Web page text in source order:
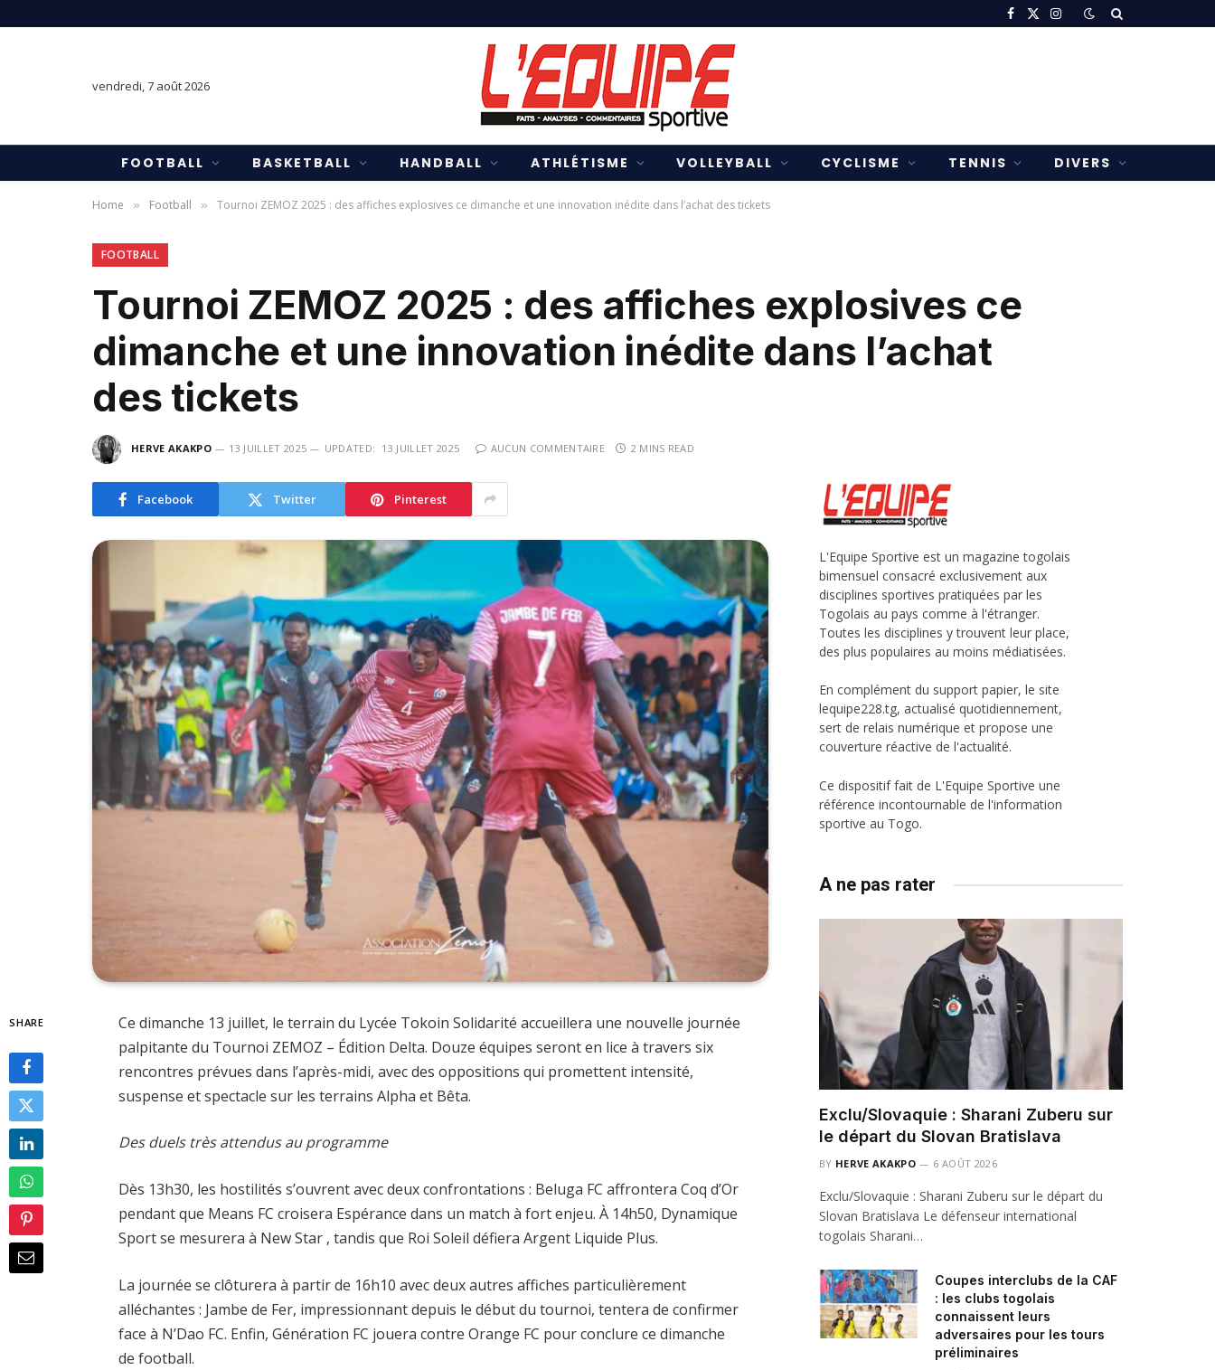
Facebook
X
Instagram
vendredi, 7 août 2026
FOOTBALL BASKETBALL HANDBALL ATHLÉTISME VOLLEYBALL CYCLISME TENNIS DIVERS
Home » Football » Tournoi ZEMOZ 2025 : des affiches explosives ce dimanche et une innovation inédite dans l’achat des tickets
FOOTBALL
Tournoi ZEMOZ 2025 : des affiches explosives ce
dimanche et une innovation inédite dans l’achat
des tickets
HERVE AKAKPO 13 JUILLET 2025 UPDATED: 13 JUILLET 2025 AUCUN COMMENTAIRE 2 MINS READ
Facebook Twitter Pinterest
SHARE
Ce dimanche 13 juillet, le terrain du Lycée Tokoin Solidarité accueillera une nouvelle journée
palpitante du Tournoi ZEMOZ – Édition Delta. Douze équipes seront en lice à travers six
rencontres prévues dans l’après-midi, avec des oppositions qui promettent intensité,
suspense et spectacle sur les terrains Alpha et Bêta.
Des duels très attendus au programme
Dès 13h30, les hostilités s’ouvrent avec deux confrontations : Beluga FC affrontera Coq d’Or
pendant que Means FC croisera Espérance dans un match à fort enjeu. À 14h50, Dynamique
Sport se mesurera à New Star , tandis que Roi Soleil défiera Argent Liquide Plus.
La journée se clôturera à partir de 16h10 avec deux autres affiches particulièrement
alléchantes : Jambe de Fer, impressionnant depuis le début du tournoi, tentera de confirmer
face à N’Dao FC. Enfin, Génération FC jouera contre Orange FC pour conclure ce dimanche
de football.
L'Equipe Sportive est un magazine togolais
bimensuel consacré exclusivement aux
disciplines sportives pratiquées par les
Togolais au pays comme à l'étranger.
Toutes les disciplines y trouvent leur place,
des plus populaires au moins médiatisées.
En complément du support papier, le site
lequipe228.tg, actualisé quotidiennement,
sert de relais numérique et propose une
couverture réactive de l'actualité.
Ce dispositif fait de L'Equipe Sportive une
référence incontournable de l'information
sportive au Togo.
A ne pas rater
Exclu/Slovaquie : Sharani Zuberu sur
le départ du Slovan Bratislava
BY HERVE AKAKPO 6 AOÛT 2026
Exclu/Slovaquie : Sharani Zuberu sur le départ du
Slovan Bratislava Le défenseur international
togolais Sharani…
Coupes interclubs de la CAF
: les clubs togolais
connaissent leurs
adversaires pour les tours
préliminaires